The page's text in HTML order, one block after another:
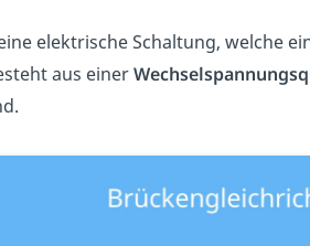
elektrische Schaltung, welche
aus einer